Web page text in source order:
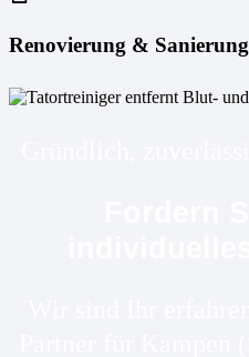
Renovierung & Sanierung